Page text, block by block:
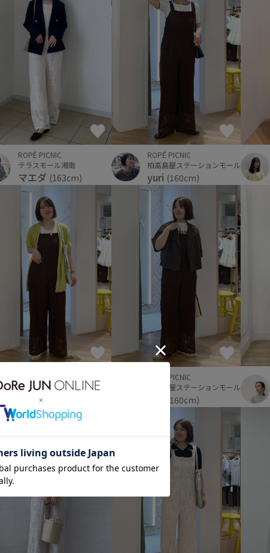
ROPÉ PICNIC
テラスモール湘南
マエダ (163cm)
ROPÉ PICNIC
柏高島屋ステーションモール
yuri (160cm)
柏高島屋ステーションモール
(160cm)
ROPÉ PICNIC
柏高島屋ステーションモール
(160cm)